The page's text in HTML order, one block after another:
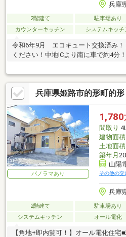
兵庫
2階建て 駐車場あり
カウンターキッチン
システムキッチ
令和6年9月 エコキュート交換済み！
ください！中地ICより南に車で約4分
兵庫県姫路市的形町的
パノラマあり
1,780
間取り
建物面積
土地面積
築年月
山陽
その他の交
兵庫
2階建て 駐車場あり
システムキッチン
オール電化
【角地+即内覧可！】オール電化住宅